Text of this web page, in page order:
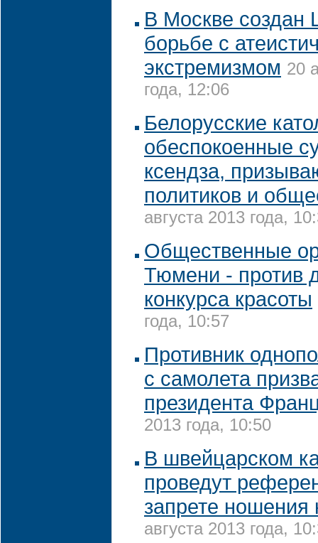
В Москве создан
борьбе с
экстремизмом 20
года, 12:06
Белорусские
обеспокоенные
ксендза,
политиков и
августа 2013 года,
Общественные
Тюмени - против
конкурса красоты
года, 10:57
Противник
с самолета
президента
2013 года, 10:50
В швейцарском
проведут
запрете ношения
августа 2013 года,